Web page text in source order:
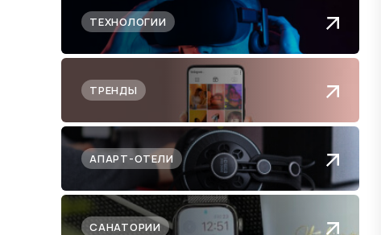
ТЕХНОЛОГИИ
ТРЕНДЫ
АПАРТ-ОТЕЛИ
САНАТОРИИ